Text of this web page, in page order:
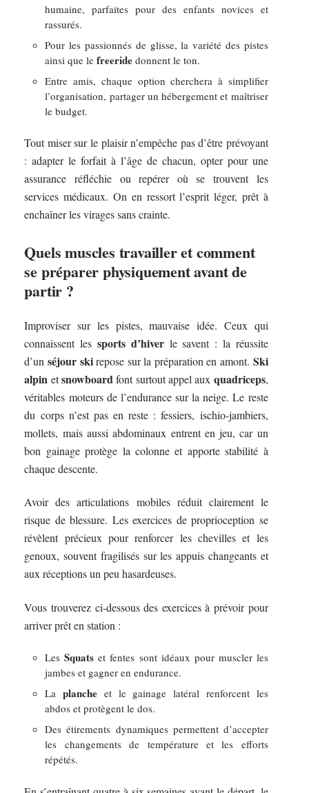
humaine, parfaites pour des enfants novices et
rassurés.
Pour les passionnés de glisse, la variété des pistes
ainsi que lefreeride donnent le ton.
Entre amis, chaque option cherchera à simplifier
l’organisation, partager un hébergement et maîtriser
le budget.
Tout miser sur le plaisir n’empêche pas d’être prévoyant
: adapter le forfait à l’âge de chacun, opter pour une
assurance réfléchie ou repérer où se trouvent les
services médicaux. On en ressort l’esprit léger, prêt à
enchaîner les virages sans crainte.
Quels muscles travailler et comment
se préparer physiquement avant de
partir ?
Improviser sur les pistes, mauvaise idée. Ceux qui
connaissent les sports d’hiverle savent : la réussite
d’un séjour skirepose sur la préparation en amont. Ski
alpin etsnowboardfont surtout appel aux quadriceps,
véritables moteurs de l’endurance sur la neige. Le reste
du corps n’est pas en reste : fessiers, ischio-jambiers,
mollets, mais aussi abdominaux entrent en jeu, car un
bon gainage protège la colonne et apporte stabilité à
chaque descente.
Avoir des articulations mobiles réduit clairement le
risque de blessure. Les exercices de proprioception se
révèlent précieux pour renforcer les chevilles et les
genoux, souvent fragilisés sur les appuis changeants et
aux réceptions un peu hasardeuses.
Vous trouverez ci-dessous des exercices à prévoir pour
arriver prêt en station :
LesSquats et fentes sont idéaux pour muscler les
jambes et gagner en endurance.
Laplanche et le gainage latéral renforcent les
abdos et protègent le dos.
Des étirements dynamiques permettent d’accepter
les changements de température et les efforts
répétés.